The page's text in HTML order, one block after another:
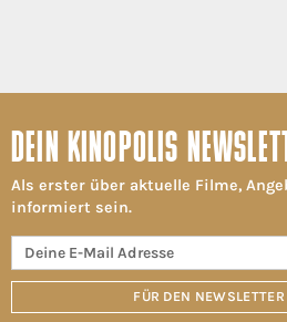
DEIN KINOPOLIS
Als erster über aktuelle Filme,
informiert sein.
FÜR DEN